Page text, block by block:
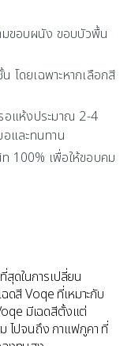
ขอบผนัง ขอบบัวพื้น
ดยเฉพาะหากเลือกสี
แห้งประมาณ 2-4
และทนทาน
100% เพื่อให้ขอบคม
ดในการเปลี่ยน
ดสี Voqe ที่เหมาะกับ
มีเฉดสีตั้งแต่
ไปจนถึง กาแฟภูคา ที่